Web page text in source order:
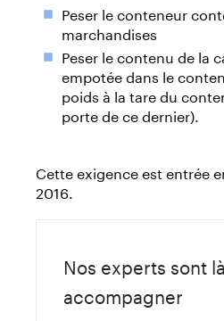
Peser le conteneur
marchandises
Peser le contenu de la
empotée dans le
poids à la tare du
porte de ce dernier).
Cette exigence est entrée
2016.
Nos experts sont
accompagner